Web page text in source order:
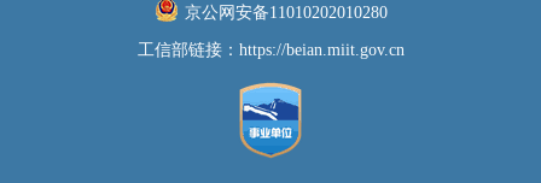
京公网安备11010202010280
工信部链接： https://beian.miit.gov.cn